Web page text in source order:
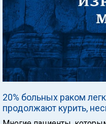
20% больных раком
продолжают курить,